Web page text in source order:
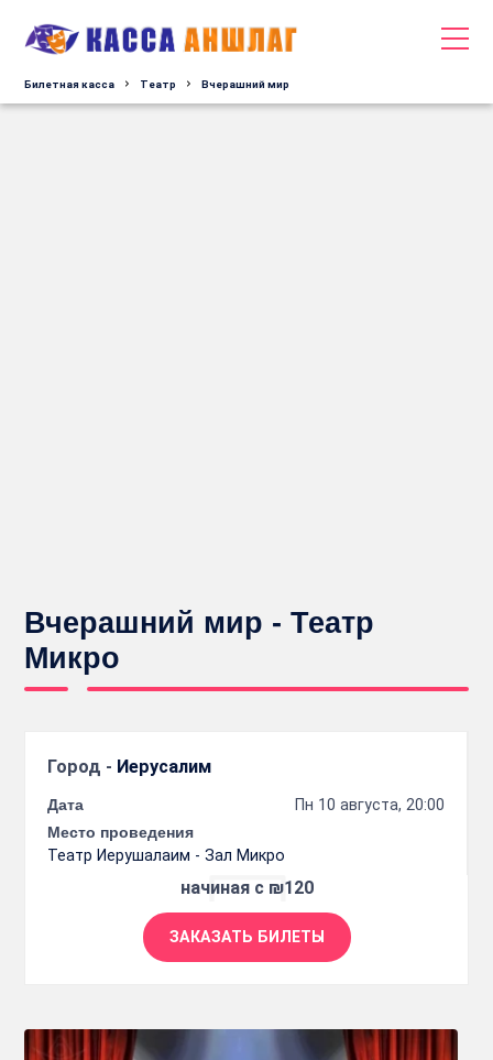
Билетная касса Tеатр Вчерашний мир
Вчерашний мир - Театр
Микро
Город - Иерусалим
Дата
Пн 10 августа, 20:00
Место проведения
Театр Иерушалаим - Зал Микро
начиная с ₪120
ЗАКАЗАТЬ БИЛЕТЫ